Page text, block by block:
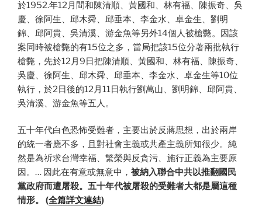
於1952.年12月間和陳清順、黃國和、林有福、陳振奇、吳
慶、徐阿生、邱木舜、邱垂本、李金水、卓金生、劉明
錦、邱阿貴、吳清溪、游金魚等另外14個人被槍斃。因該
案同時被槍斃的有15位之多，當局把該15位分著兩批執行
槍斃，先於12月9日把陳清順、黃國和、林有福、陳振奇、
吳慶、徐阿生、邱木舜、邱垂本、李金水、卓金生等10位
執行，於2日後的12月11日執行劉萬山、劉明錦、邱阿貴、
吳清溪、游金魚等五人。
五十年代白色恐怖受難者，主要出於反蔣思想，出於兩岸
的統一者應不多，且對社會主義或共產主義所知很少。純
然是為祈求台灣幸福、繁榮與反貪污、施行正義為主要原
因。… 因此在有意或無意中， 被納入聯合中共以推翻國民
黨政府而遭屠殺。五十年代被屠殺的受難者大都是屬這種
情形。 (全篇詳文連結)